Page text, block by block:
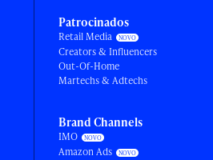
Patrocinados
Retail Media
Creators & Influencers
Out-Of-Home
Martechs & Adtechs
Brand Channels
IMO
Amazon Ads